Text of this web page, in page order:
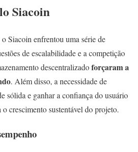
Siacoin
Siacoin enfrentou uma série de
de escalabilidade e a competição
descentralizadoforçaram a
. Além disso, a necessidade de
sólida e ganhar a confiança do usuário
o crescimento sustentável do projeto.